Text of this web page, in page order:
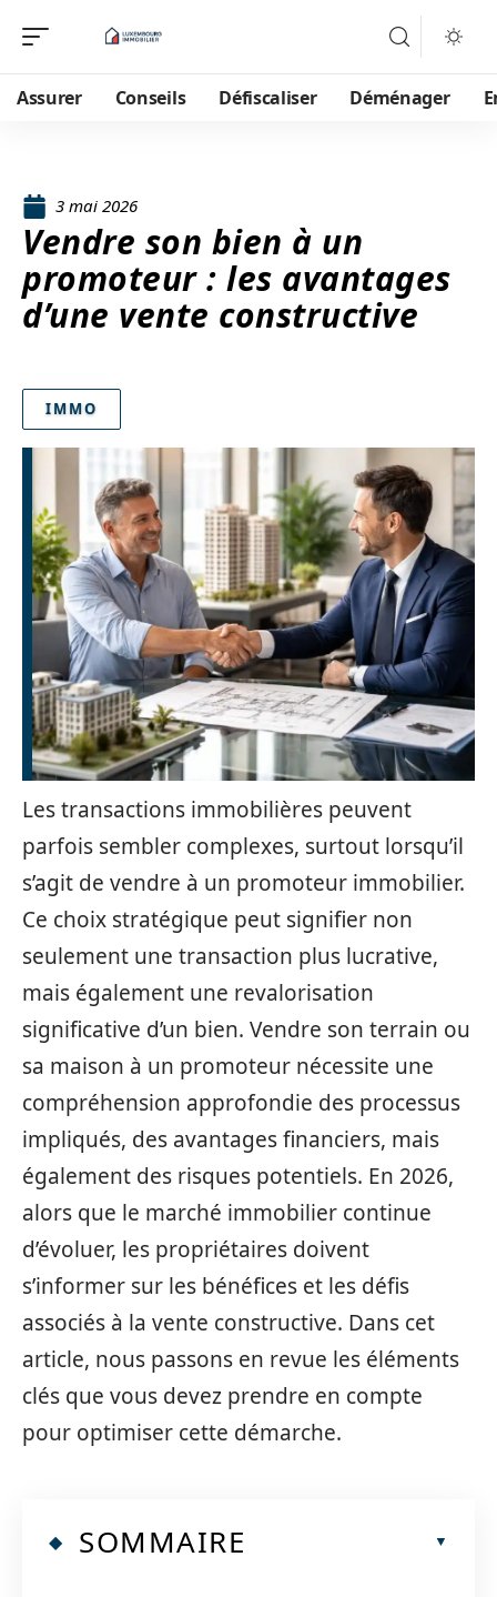
Assurer Conseils Défiscaliser Déménager
3 mai 2026
Vendre son bien à un
promoteur : les avantages
d’une vente constructive
IMMO
Les transactions immobilières peuvent
parfois sembler complexes, surtout lorsqu’il
s’agit de vendre à un promoteur immobilier.
Ce choix stratégique peut signifier non
seulement une transaction plus lucrative,
mais également une revalorisation
significative d’un bien. Vendre son terrain ou
sa maison à un promoteur nécessite une
compréhension approfondie des processus
impliqués, des avantages financiers, mais
également des risques potentiels. En 2026,
alors que le marché immobilier continue
d’évoluer, les propriétaires doivent
s’informer sur les bénéfices et les défis
associés à la vente constructive. Dans cet
article, nous passons en revue les éléments
clés que vous devez prendre en compte
pour optimiser cette démarche.
SOMMAIRE